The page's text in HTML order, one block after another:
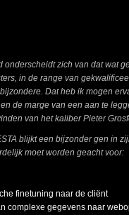
onderscheidt zich van dat wat
in de range van
Dat heb ik mogen
de marge van een aan te
van het kaliber Pieter
blijkt een bijzonder gen in
moet worden geacht voor:
finetuning naar de cliënt
complexe gegevens naar